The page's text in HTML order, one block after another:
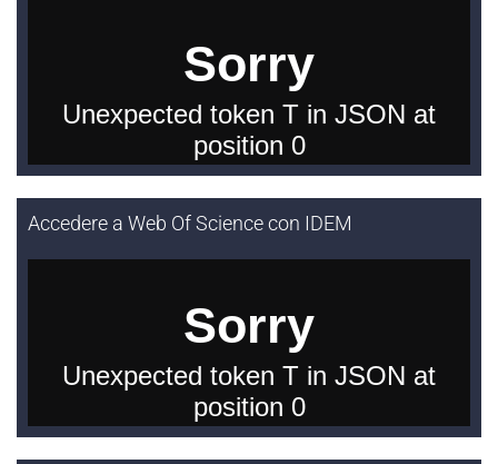
Accedere a Web Of Science con IDEM